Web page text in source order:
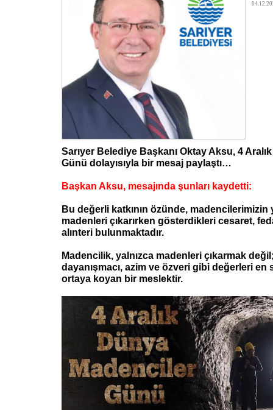
Sarıyer Belediye Başkanı Oktay Aksu, 4
Günü dolayısıyla bir mesaj paylaştı…
Başkan Aksu, mesajında şunları kaydetti:
Bu değerli katkının özünde, madencilerimizin
madenleri çıkarırken gösterdikleri cesaret,
alınteri bulunmaktadır.
Madencilik, yalnızca madenleri çıkarmak
dayanışmacı, azim ve özveri gibi değerleri en
ortaya koyan bir meslektir.